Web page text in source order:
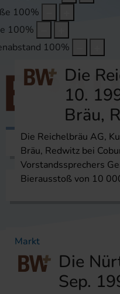
100%
100%
100%
Themen
Startseite Themen
Die
10.
Bräu,
Die Reichelbräu AG,
Bräu, Redwitz bei
Vorstandssprechers
Bierausstoß von 10
Markt
Die
Sep.